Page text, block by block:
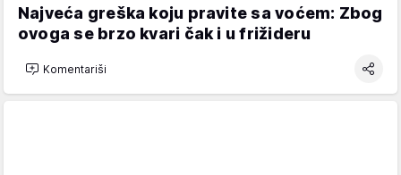
Najveća greška koju pravite sa voćem: Zbog
ovoga se brzo kvari čak i u frižideru
Komentariši